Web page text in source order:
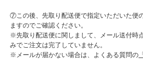
⑦この後、先取り配送便で指定いただいた便
ますのでご確認ください。
※先取り配送便に関しまして、メール送付時
みでご注文は完了していません。
※メールが届かない場合は、よくある質問の